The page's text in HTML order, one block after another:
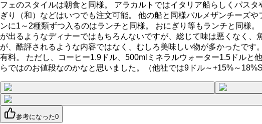
フェのスタイルは朝食と同様。 アラカルトではイタリア船らしくパス
ぎり（和）などはいつでも注文可能。 他の船と同様パルメザンチーズ
ンに1～2種類ずつ入るのはランチと同様。 おにぎり等もランチと同様
が出るようなディナーではもちろんないですが、総じて味は悪くなく
が、酷評されるような内容ではなく、むしろ美味しい物が多かったで
有料。 ただし、コーヒー1.9ドル、500mlミネラルウォーター1.5ドルと
らではのお値段なのかなと思いました。（他社では9ドル～+15%～
参考になった0